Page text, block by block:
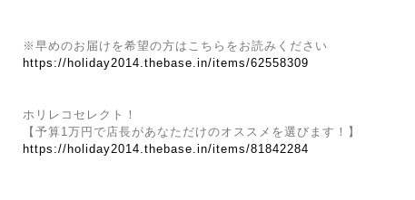
※早めのお届けを希望の方はこちらをお読みください
https://holiday2014.thebase.in/items/62558309
ホリレコセレクト！
【予算1万円で店長があなただけのオススメを選びます！】
https://holiday2014.thebase.in/items/81842284